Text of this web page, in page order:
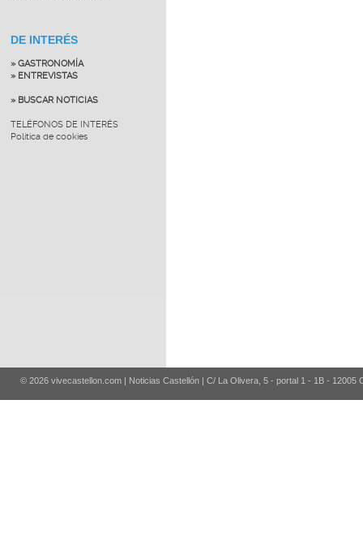
DE INTERÉS
» GASTRONOMÍA
» ENTREVISTAS
» BUSCAR NOTICIAS
TELÉFONOS DE INTERÉS
Política de cookies
© 2026 vivecastellon.com | Noticias Castellón | C/ La Olivera, 5 - portal 1 - 1B - 12005